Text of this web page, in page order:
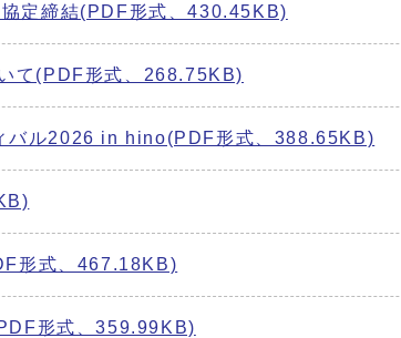
定締結(PDF形式、430.45KB)
て(PDF形式、268.75KB)
バル2026 in hino(PDF形式、388.65KB)
形式、467.18KB)
形式、359.99KB)